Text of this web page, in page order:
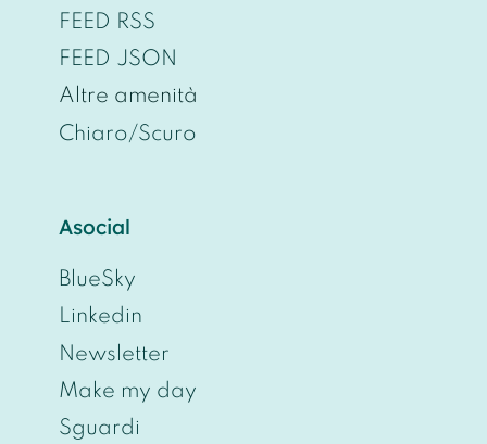
FEED RSS
FEED JSON
Altre amenità
Chiaro/Scuro
Asocial
BlueSky
Linkedin
Newsletter
Make my day
Sguardi